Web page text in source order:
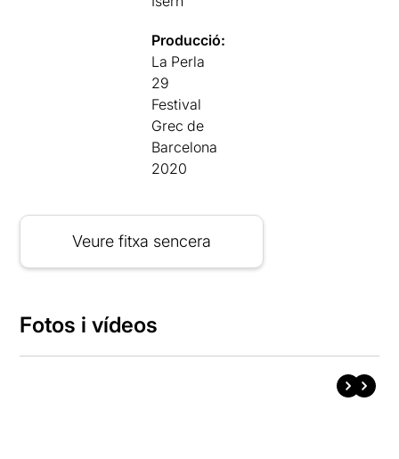
Producció:
La Perla
29
Festival
Grec de
Barcelona
2020
Veure fitxa sencera
Fotos i vídeos